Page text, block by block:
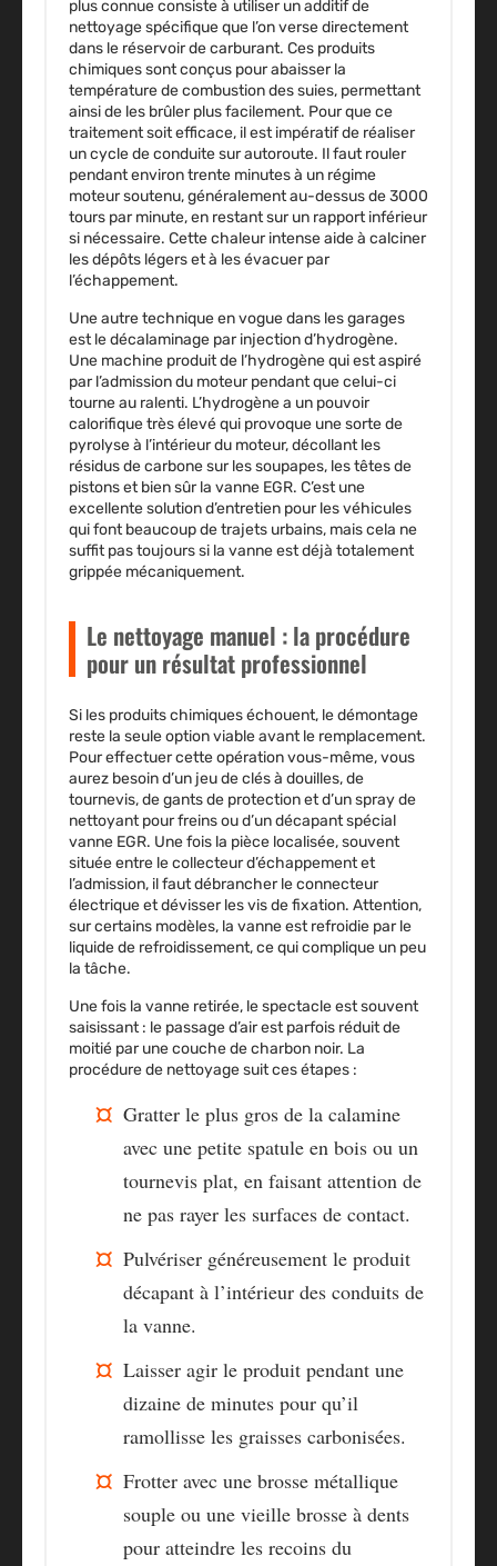
plus connue consiste à utiliser un additif de
nettoyage spécifique que l’on verse directement
dans le réservoir de carburant. Ces produits
chimiques sont conçus pour abaisser la
température de combustion des suies, permettant
ainsi de les brûler plus facilement. Pour que ce
traitement soit efficace, il est impératif de réaliser
un cycle de conduite sur autoroute. Il faut rouler
pendant environ trente minutes à un régime
moteur soutenu, généralement au-dessus de 3000
tours par minute, en restant sur un rapport inférieur
si nécessaire. Cette chaleur intense aide à calciner
les dépôts légers et à les évacuer par
l’échappement.
Une autre technique en vogue dans les garages
est le décalaminage par injection d’hydrogène.
Une machine produit de l’hydrogène qui est aspiré
par l’admission du moteur pendant que celui-ci
tourne au ralenti. L’hydrogène a un pouvoir
calorifique très élevé qui provoque une sorte de
pyrolyse à l’intérieur du moteur, décollant les
résidus de carbone sur les soupapes, les têtes de
pistons et bien sûr la vanne EGR. C’est une
excellente solution d’entretien pour les véhicules
qui font beaucoup de trajets urbains, mais cela ne
suffit pas toujours si la vanne est déjà totalement
grippée mécaniquement.
Le nettoyage manuel : la procédure
pour un résultat professionnel
Si les produits chimiques échouent, le démontage
reste la seule option viable avant le remplacement.
Pour effectuer cette opération vous-même, vous
aurez besoin d’un jeu de clés à douilles, de
tournevis, de gants de protection et d’un spray de
nettoyant pour freins ou d’un décapant spécial
vanne EGR. Une fois la pièce localisée, souvent
située entre le collecteur d’échappement et
l’admission, il faut débrancher le connecteur
électrique et dévisser les vis de fixation. Attention,
sur certains modèles, la vanne est refroidie par le
liquide de refroidissement, ce qui complique un peu
la tâche.
Une fois la vanne retirée, le spectacle est souvent
saisissant : le passage d’air est parfois réduit de
moitié par une couche de charbon noir. La
procédure de nettoyage suit ces étapes :
Gratter le plus gros de la calamine
avec une petite spatule en bois ou un
tournevis plat, en faisant attention de
ne pas rayer les surfaces de contact.
Pulvériser généreusement le produit
décapant à l’intérieur des conduits de
la vanne.
Laisser agir le produit pendant une
dizaine de minutes pour qu’il
ramollisse les graisses carbonisées.
Frotter avec une brosse métallique
souple ou une vieille brosse à dents
pour atteindre les recoins du